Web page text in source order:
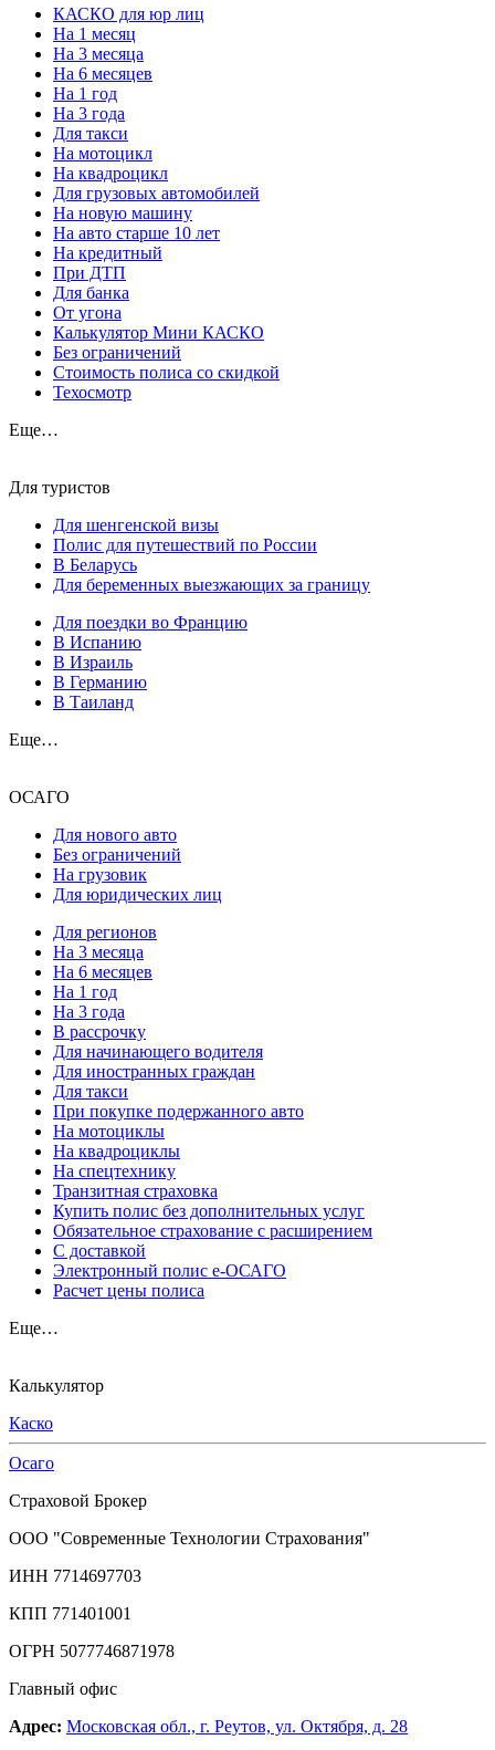
КАСКО для юр лиц
На 1 месяц
На 3 месяца
На 6 месяцев
На 1 год
На 3 года
Для такси
На мотоцикл
На квадроцикл
Для грузовых автомобилей
На новую машину
На авто старше 10 лет
На кредитный
При ДТП
Для банка
От угона
Калькулятор Мини КАСКО
Без ограничений
Стоимость полиса со скидкой
Техосмотр
Еще…
Для туристов
Для шенгенской визы
Полис для путешествий по России
В Беларусь
Для беременных выезжающих за границу
Для поездки во Францию
В Испанию
В Израиль
В Германию
В Таиланд
Еще…
ОСАГО
Для нового авто
Без ограничений
На грузовик
Для юридических лиц
Для регионов
На 3 месяца
На 6 месяцев
На 1 год
На 3 года
В рассрочку
Для начинающего водителя
Для иностранных граждан
Для такси
При покупке подержанного авто
На мотоциклы
На квадроциклы
На спецтехнику
Транзитная страховка
Купить полис без дополнительных услуг
Обязательное страхование с расширением
С доставкой
Электронный полис е-ОСАГО
Расчет цены полиса
Еще…
Калькулятор
Каско
Осаго
Страховой Брокер
ООО "Современные Технологии Страхования"
ИНН 7714697703
КПП 771401001
ОГРН 5077746871978
Главный офис
Адрес: Московская обл., г. Реутов, ул. Октября, д. 28